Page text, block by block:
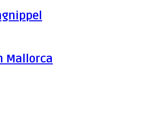
Mallorca